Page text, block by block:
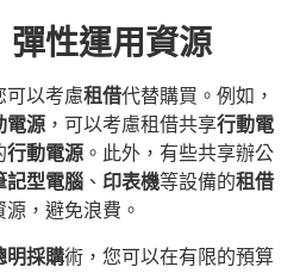
彈性運用資源
可以考慮租借代替購買。例如，
電源 ，可以考慮租借共享行動電
行動電源 。此外，有些共享辦公
記型電腦 、 印表機等設備的租借
，避免浪費。
明採購術，您可以在有限的預算